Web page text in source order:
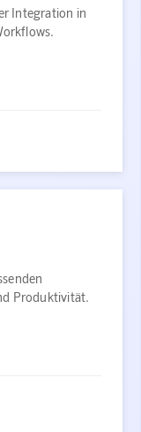
Integration in
Produktivität.